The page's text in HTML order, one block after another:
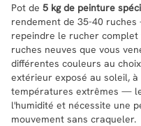
Pot de 5 kg de peinture
rendement de 35-40
repeindre le rucher
ruches neuves que vous
différentes couleurs au
extérieur exposé au soleil,
températures extrêmes —
l'humidité et nécessite une
mouvement sans craqueler.